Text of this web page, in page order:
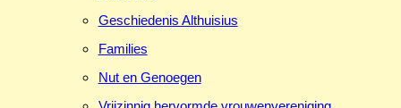
Geschiedenis Althuisius
Families
Nut en Genoegen